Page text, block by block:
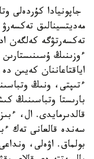
جاپونيادا كۇردەلى
مەديتسينالىق
تەكسەرتۋگە كەلگەن
ءوزىنىڭ
اياقتاعاننان كەيىن
ءتىپتى، ونىڭ
بارىستا وتباسىنىڭ
قالدىرمايدى. ال،
سەندە قالعانى تەك
بولماق. اۋەلى،